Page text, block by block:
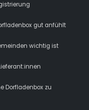
gut anfühlt
wichtig ist
Dorfladenbox zu